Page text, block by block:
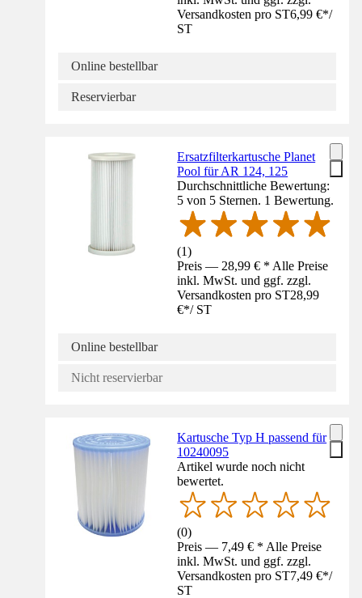
Versandkosten pro ST6,99 €*/
ST
Online bestellbar
Reservierbar
Ersatzfilterkartusche Planet
Pool für AR 124, 125
Durchschnittliche Bewertung:
5 von 5 Sternen. 1 Bewertung.
(1)
Preis — 28,99 € * Alle Preise
inkl. MwSt. und ggf. zzgl.
Versandkosten pro ST28,99
€*/ ST
Online bestellbar
Nicht reservierbar
Kartusche Typ H passend für
10240095
Artikel wurde noch nicht
bewertet.
(0)
Preis — 7,49 € * Alle Preise
inkl. MwSt. und ggf. zzgl.
Versandkosten pro ST7,49 €*/
ST